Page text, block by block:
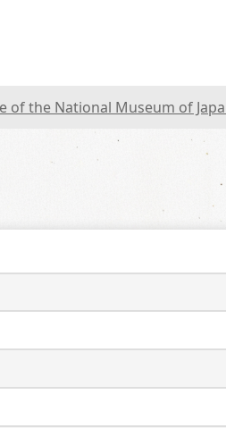
of the National Museum of